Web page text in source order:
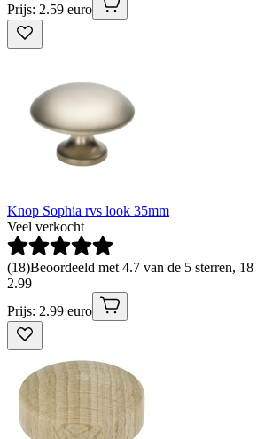
Prijs: 2.59 euro
Knop Sophia rvs look 35mm
Veel verkocht
(18)Beoordeeld met 4.7 van de 5 sterren,
2.99
Prijs: 2.99 euro